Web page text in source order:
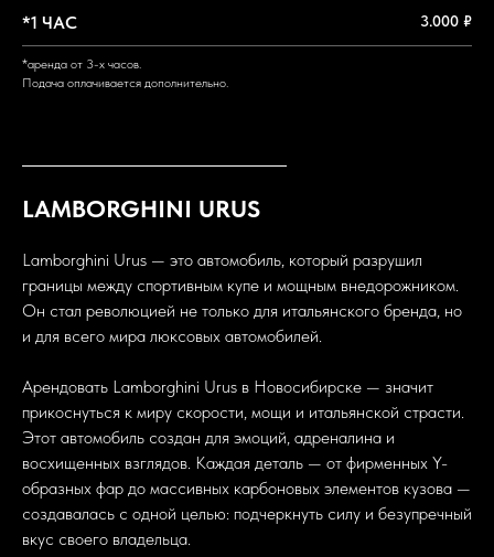
*1 ЧАС 3.000 ₽
*аренда от 3-х часов.
Подача оплачивается дополнительно.
LAMBORGHINI URUS
Lamborghini Urus — это автомобиль, который разрушил
границы между спортивным купе и мощным внедорожником.
Он стал революцией не только для итальянского бренда, но
и для всего мира люксовых автомобилей.
Арендовать Lamborghini Urus в Новосибирске — значит
прикоснуться к миру скорости, мощи и итальянской страсти.
Этот автомобиль создан для эмоций, адреналина и
восхищенных взглядов. Каждая деталь — от фирменных Y-
образных фар до массивных карбоновых элементов кузова —
создавалась с одной целью: подчеркнуть силу и безупречный
вкус своего владельца.